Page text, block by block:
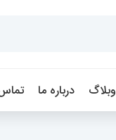
وبلاگ درباره ما